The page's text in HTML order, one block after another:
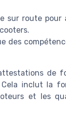
sur route pour
des
de
inclut la
et les